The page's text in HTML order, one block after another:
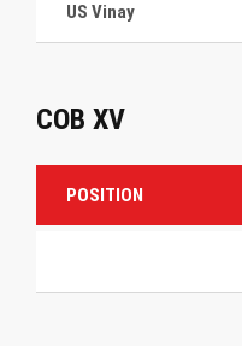
US Vinay
COB XV
POSITION